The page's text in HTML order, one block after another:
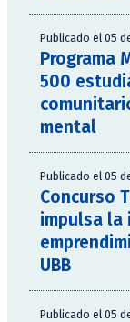
Publicado el 05
Programa
500
mental
Publicado el 05
Concurso
impulsa la
UBB
Publicado el 05